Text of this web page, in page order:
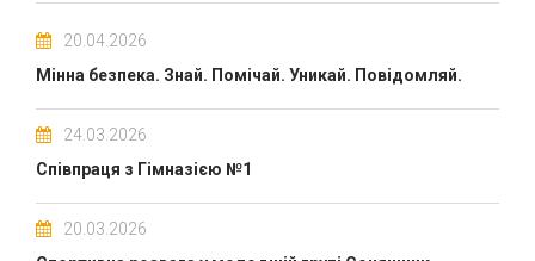
20.04.2026
Мінна безпека. Знай. Помічай. Уникай. Повідомляй.
24.03.2026
Співпраця з Гімназією №1
20.03.2026